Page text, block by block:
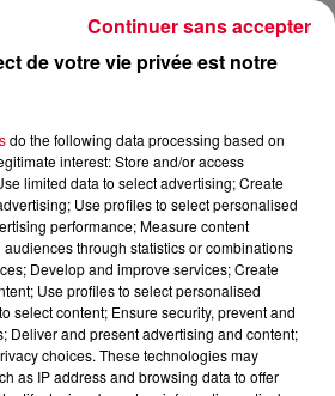
de votre vie privée est notre
do the following data processing based on
interest: Store and/or access
limited data to select advertising; Create
Use profiles to select personalised
performance; Measure content
through statistics or combinations
Develop and improve services; Create
Use profiles to select personalised
select content; Ensure security, prevent and
Deliver and present advertising and content;
choices. These technologies may
as IP address and browsing data to offer
Continuer sans accepter